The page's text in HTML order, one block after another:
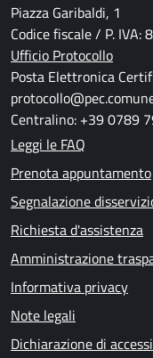
Piazza Garibaldi, 1
Codice fiscale / P.
Ufficio Protocollo
Posta Elettronica
Centralino: +39 0789
Leggi le FAQ
Prenota appuntamento
Segnalazione
Richiesta d'assistenza
Amministrazione
Informativa privacy
Note legali
Dichiarazione di